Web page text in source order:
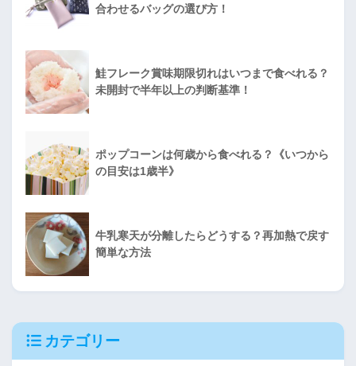
合わせるバッグの選び方！
鮭フレーク賞味期限切れはいつまで食べれる？
未開封で半年以上の判断基準！
ポップコーンは何歳から食べれる？《いつから
の目安は1歳半》
牛乳寒天が分離したらどうする？再加熱で戻す
簡単な方法
カテゴリー